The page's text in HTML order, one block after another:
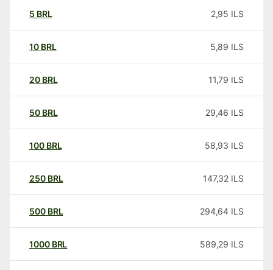
5 BRL 2,95 ILS
10 BRL 5,89 ILS
20 BRL 11,79 ILS
50 BRL 29,46 ILS
100 BRL 58,93 ILS
250 BRL 147,32 ILS
500 BRL 294,64 ILS
1000 BRL 589,29 ILS